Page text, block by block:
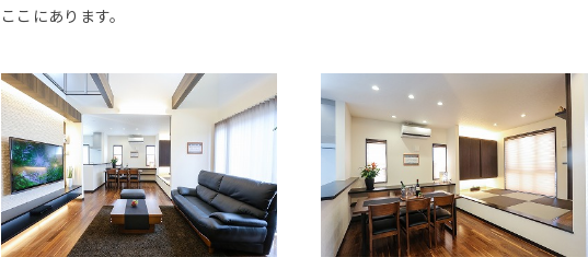
ここにあります。